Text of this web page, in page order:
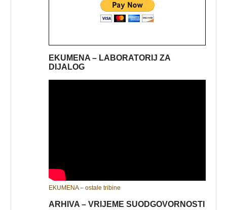
EKUMENA – LABORATORIJ ZA
DIJALOG
EKUMENA – ostale tribine
ARHIVA – VRIJEME SUODGOVORNOSTI